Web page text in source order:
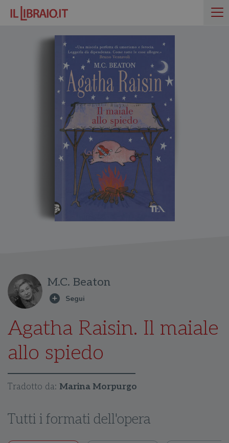
M.C. Beaton
Agatha Raisin. Il maiale
allo spiedo
Tradotto da: Marina Morpurgo
Tutti i formati dell'opera